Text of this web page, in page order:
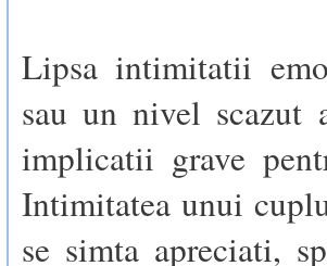
Lipsa intimitatii
sau un nivel scazut
implicatii grave
Intimitatea unui
se simta apreciati,